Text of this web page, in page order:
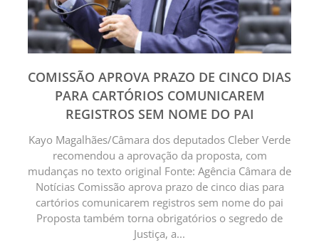
COMISSÃO APROVA PRAZO DE CINCO DIAS
PARA CARTÓRIOS COMUNICAREM
REGISTROS SEM NOME DO PAI
Kayo Magalhães/Câmara dos deputados Cleber Verde
recomendou a aprovação da proposta, com
mudanças no texto original Fonte: Agência Câmara de
Notícias Comissão aprova prazo de cinco dias para
cartórios comunicarem registros sem nome do pai
Proposta também torna obrigatórios o segredo de
Justiça, a...